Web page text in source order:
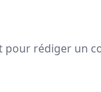
pour rédiger un